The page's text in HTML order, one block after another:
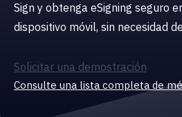
Sign y obtenga eSigning seguro
dispositivo móvil, sin necesidad
Solicitar una demostración
Consulte una lista completa de